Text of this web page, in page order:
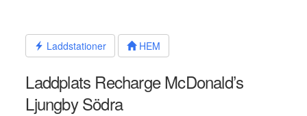
innehållet Laddstationer HEM
Laddplats Recharge McDonald’s
Ljungby Södra